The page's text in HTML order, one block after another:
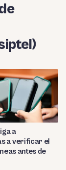
a
a verificar el
antes de